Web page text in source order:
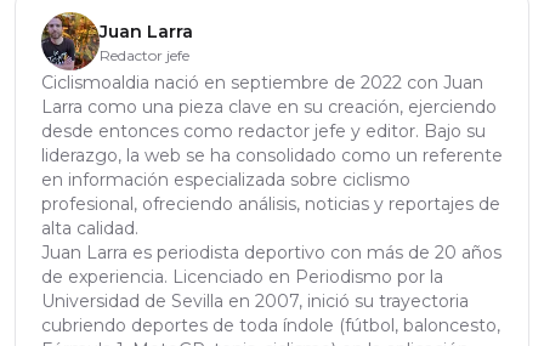
Juan Larra
Redactor jefe
Ciclismoaldia nació en septiembre de 2022 con Juan
Larra como una pieza clave en su creación, ejerciendo
desde entonces como redactor jefe y editor. Bajo su
liderazgo, la web se ha consolidado como un referente
en información especializada sobre ciclismo
profesional, ofreciendo análisis, noticias y reportajes de
alta calidad.
Juan Larra es periodista deportivo con más de 20 años
de experiencia. Licenciado en Periodismo por la
Universidad de Sevilla en 2007, inició su trayectoria
cubriendo deportes de toda índole (fútbol, baloncesto,